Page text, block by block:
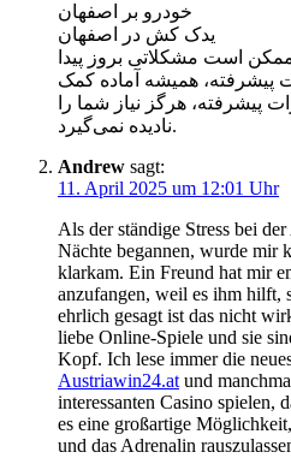
خودرو بر اصفهان
یدک کش در اصفهان
است مشکلاتی بروز پیدا
پیشرفته، همیشه آماده کمک
پیشرفته، هرگز نیاز شما را
نادیده نمی‌گیرد.
Andrew sagt:
11. April 2025 um 12:01 Uhr
Als der ständige Stress bei
Nächte begannen, wurde mir
klarkam. Ein Freund hat mir
anzufangen, weil es ihm hilft,
ehrlich gesagt ist das nicht
liebe Online-Spiele und sie
Kopf. Ich lese immer die
Austriawin24.atund
interessanten Casino spielen,
es eine großartige
und das Adrenalin